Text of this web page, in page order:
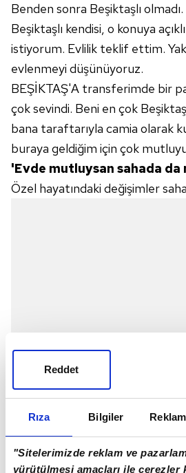
Rıza Bilgiler
"Sitelerimizde reklam ve
yürütülmesi amaçları ile çerezler
Reddet
Benden sonra Beşiktaşlı
Beşiktaşlı kendisi, o konuya
istiyorum. Evlilik teklif ettim.
evlenmeyi düşünüyoruz.
BEŞİKTAŞ'A transferimde bir
çok sevindi. Beni en çok
bana taraftarıyla camia olarak
buraya geldiğim için çok
'Evde mutluysan sahada da
Özel hayatındaki değişimler
"BEN hep agresif ve hırslı bir
içinde kaybetmeye ve